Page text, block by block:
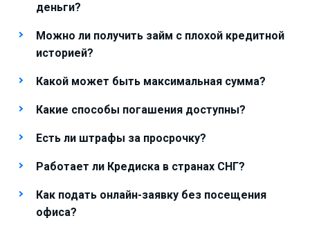
деньги?
Можно ли получить займ с плохой кредитной
историей?
Какой может быть максимальная сумма?
Какие способы погашения доступны?
Есть ли штрафы за просрочку?
Работает ли Кредиска в странах СНГ?
Как подать онлайн-заявку без посещения
офиса?